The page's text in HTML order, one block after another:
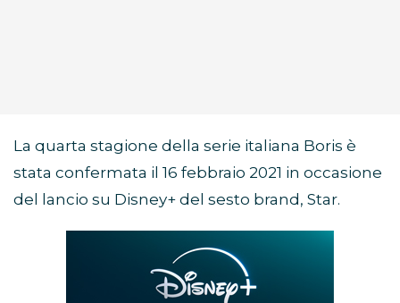
La quarta stagione della serie italiana Boris è
stata confermata il 16 febbraio 2021 in occasione
del lancio su Disney+ del sesto brand, Star.